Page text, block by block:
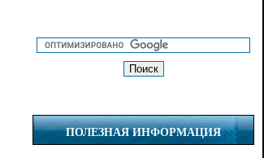
ПОЛЕЗНАЯ ИНФОРМАЦИЯ